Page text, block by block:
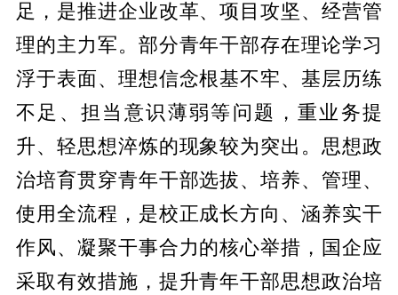
足，是推进企业改革、项目攻坚、经营管
理的主力军。部分青年干部存在理论学习
浮于表面、理想信念根基不牢、基层历练
不足、担当意识薄弱等问题，重业务提
升、轻思想淬炼的现象较为突出。思想政
治培育贯穿青年干部选拔、培养、管理、
使用全流程，是校正成长方向、涵养实干
作风、凝聚干事合力的核心举措，国企应
采取有效措施，提升青年干部思想政治培